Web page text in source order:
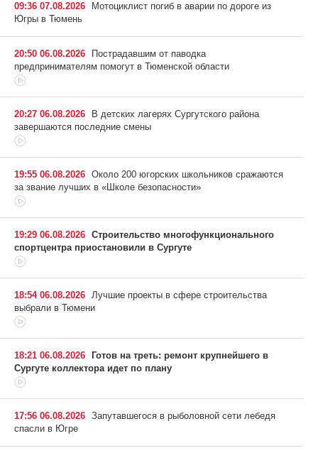
09:36 07.08.2026
Мотоциклист погиб в аварии по дороге из
Югры в Тюмень
20:50 06.08.2026
Пострадавшим от паводка
предпринимателям помогут в Тюменской области
20:27 06.08.2026
В детских лагерях Сургутского района
завершаются последние смены
19:55 06.08.2026 Около 200 югорских школьников сражаются
за звание лучших в «Школе безопасности»
19:29 06.08.2026 Строительство многофункционального
спортцентра приостановили в Сургуте
18:54 06.08.2026 Лучшие проекты в сфере строительства
выбрали в Тюмени
18:21 06.08.2026
Готов на треть: ремонт крупнейшего в
Сургуте коллектора идет по плану
17:56 06.08.2026 Запутавшегося в рыболовной сети лебедя
спасли в Югре